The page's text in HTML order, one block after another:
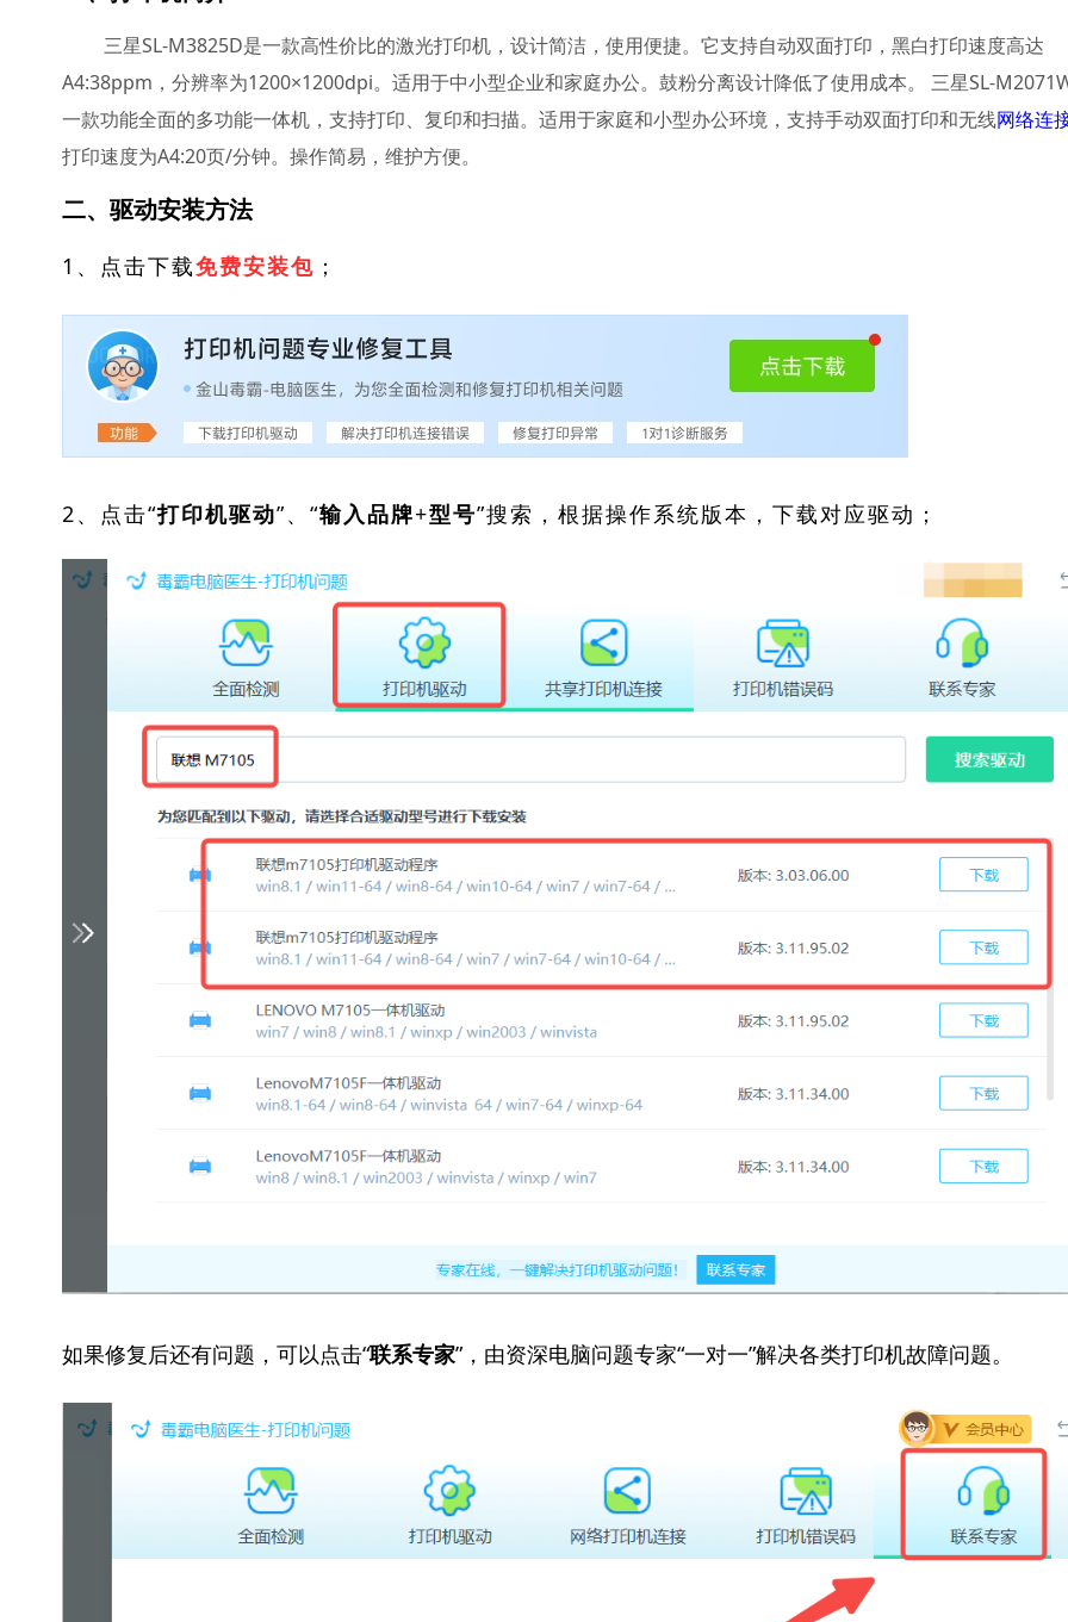
三星SL-M3825D是一款高性价比的激光打印机，设计简洁，使用便捷。它支持自动双面打印，黑白打印速度高达
A4:38ppm，分辨率为1200×1200dpi。适用于中小型企业和家庭办公。鼓粉分离设计降低了使用成本。 三星SL-
一款功能全面的多功能一体机，支持打印、复印和扫描。适用于家庭和小型办公环境，支持手动双面打印和无线网络连
打印速度为A4:20页/分钟。操作简易，维护方便。
二、驱动安装方法
1、点击下载免费安装包 ；
2、点击“打印机驱动”、“输入品牌+型号”搜索，根据操作系统版本，下载对应驱动；
如果修复后还有问题，可以点击“联系专家”，由资深电脑问题专家“一对一”解决各类打印机故障问题。